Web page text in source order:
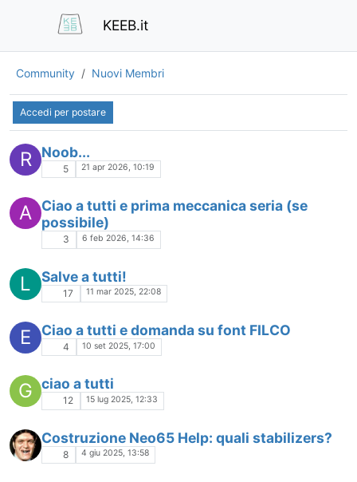
KEEB.it
Community Nuovi Membri
Accedi per postare
R Noob...
5 21 apr 2026, 10:19
A
Ciao a tutti e prima meccanica seria (se
possibile)
3 6 feb 2026, 14:36
L Salve a tutti!
17 11 mar 2025, 22:08
E Ciao a tutti e domanda su font FILCO
4 10 set 2025, 17:00
G ciao a tutti
12 15 lug 2025, 12:33
Costruzione Neo65 Help: quali stabilizers?
8 4 giu 2025, 13:58